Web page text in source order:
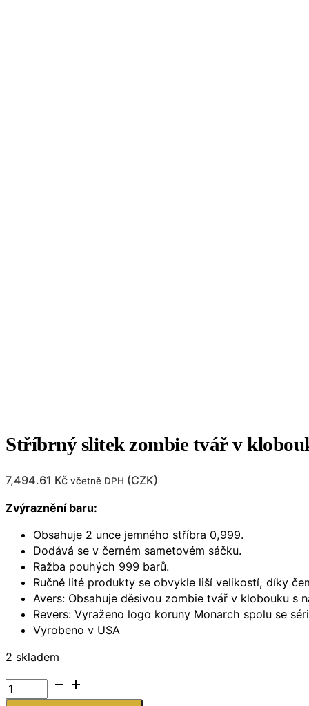
Stříbrný slitek zombie tvář v
7,494.61 Kč včetně DPH (CZK)
Zvýraznění baru:
Obsahuje 2 unce jemného stříbra 0,999.
Dodává se v černém sametovém sáčku.
Ražba pouhých 999 barů.
Ručně lité produkty se obvykle liší velikostí, díky
Avers: Obsahuje děsivou zombie tvář v klobouku s
Revers: Vyraženo logo koruny Monarch spolu se
Vyrobeno v USA
2 skladem
Stříbrný
slitek